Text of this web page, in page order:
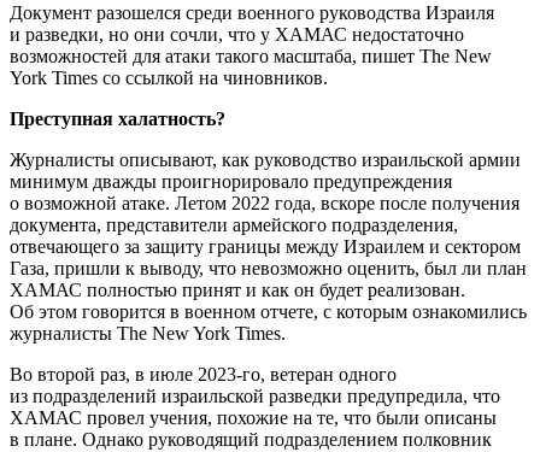
Документ разошелся среди военного руководства Израиля
и разведки, но они сочли, что у ХАМАС недостаточно
возможностей для атаки такого масштаба, пишет The New
York Times со ссылкой на чиновников.
Преступная халатность?
Журналисты описывают, как руководство израильской армии
минимум дважды проигнорировало предупреждения
о возможной атаке. Летом 2022 года, вскоре после получения
документа, представители армейского подразделения,
отвечающего за защиту границы между Израилем и сектором
Газа, пришли к выводу, что невозможно оценить, был ли план
ХАМАС полностью принят и как он будет реализован.
Об этом говорится в военном отчете, с которым ознакомились
журналисты The New York Times.
Во второй раз, в июле 2023-го, ветеран одного
из подразделений израильской разведки предупредила, что
ХАМАС провел учения, похожие на те, что были описаны
в плане. Однако руководящий подразделением полковник